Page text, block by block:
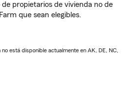
propietarios de vivienda no de
que sean elegibles.
está disponible actualmente en AK, DE, NC,